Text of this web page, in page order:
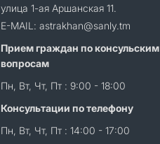
улица 1-ая Аршанская 11.
E-MAIL: astrakhan@sanly.tm
Прием граждан по консульским
вопросам
Пн, Вт, Чт, Пт : 9:00 - 18:00
Консультации по телефону
Пн, Вт, Чт, Пт : 14:00 - 17:00